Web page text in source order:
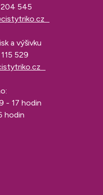
545
a výšivku
529
- 17 hodin
hodin